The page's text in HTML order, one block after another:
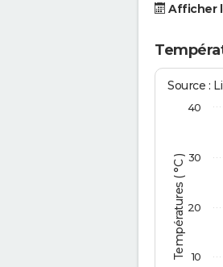
Afficher
Températures ( °C )
Source :
10
20
30
40